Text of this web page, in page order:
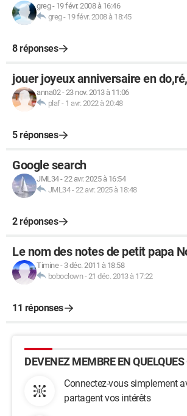
greg- 19 févr. 2008 à 16:46
greg- 19 févr. 2008 à 18:45
8 réponses
jouer joyeux anniversaire en
anna02-23 nov. 2013 à 11:06
plaf- 1 avr. 2022 à 20:48
5 réponses
Google search
JML34-22 avr. 2025 à 16:54
JML34-22 avr. 2025 à 18:48
2 réponses
Le nom des notes de petit papa
Timine- 3 déc. 2011 à 18:58
boboclown-21 déc. 2013 à 17:22
11 réponses
DEVENEZ MEMBRE EN
Connectez-vous simplement
partagent vos intérêts